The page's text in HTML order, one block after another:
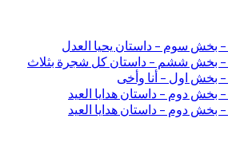
– بخش سوم – داستان یحیا العدل
– بخش ششم – داستان کل شجرة بثلاث
بخش اول – أنا وأخی
بخش دوم – داستان هدایا العید
بخش دوم – داستان هدایا العید